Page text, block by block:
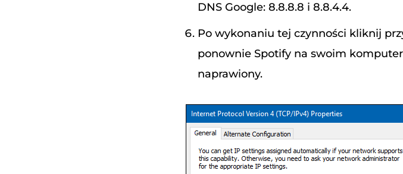
DNS Google: 8.8.8.8 i 8.8.4.4.
Po wykonaniu tej czynności kliknij
ponownie Spotify na swoim
naprawiony.